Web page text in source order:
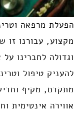
הפעלת מרפאה
מקצוע, עבורנו זו
וגדולה לחברינו
להעניק טיפול
מתקדם, מקיף
אווירה אינטימית